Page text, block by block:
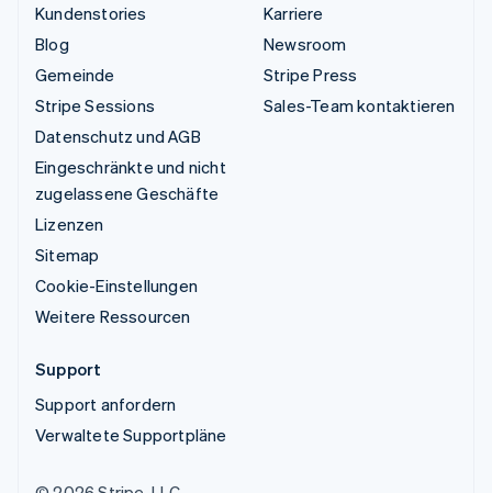
Kundenstories
Blog
Gemeinde
Stripe Sessions
Datenschutz und AGB
Eingeschränkte und nicht
zugelassene Geschäfte
Lizenzen
Sitemap
Cookie-Einstellungen
Weitere Ressourcen
Karriere
Newsroom
Stripe Press
Sales-Team kontaktieren
Support
Support anfordern
Verwaltete Supportpläne